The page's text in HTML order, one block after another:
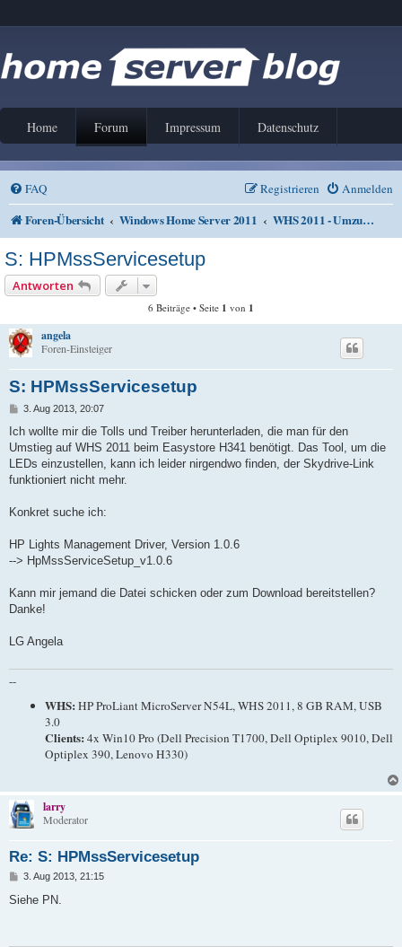
Home Forum Impressum Datenschutz
FAQ Anmelden
Registrieren
Foren-Übersicht Windows Home Server 2011 WHS 2011 - Umzug von WHS V1
S: HPMssServicesetup
Antworten
6 Beiträge • Seite 1 von 1
angela
Foren-Einsteiger
S: HPMssServicesetup
B
i
r
a
3. Aug 2013, 20:07
Ich wollte mir die Tolls und Treiber herunterladen, die man für den
Umstieg auf WHS 2011 beim Easystore H341 benötigt. Das Tool, um die
LEDs einzustellen, kann ich leider nirgendwo finden, der Skydrive-Link
funktioniert nicht mehr.
Konkret suche ich:
HP Lights Management Driver, Version 1.0.6
--> HpMssServiceSetup_v1.0.6
Kann mir jemand die Datei schicken oder zum Download bereitstellen?
Danke!
LG Angela
--
WHS:HP ProLiant MicroServer N54L, WHS 2011, 8 GB RAM, USB
3.0
Clients:4x Win10 Pro (Dell Precision T1700, Dell Optiplex 9010, Dell
Optiplex 390, Lenovo H330)
larry
Moderator
Re: S: HPMssServicesetup
B
i
3. Aug 2013, 21:15
Siehe PN.